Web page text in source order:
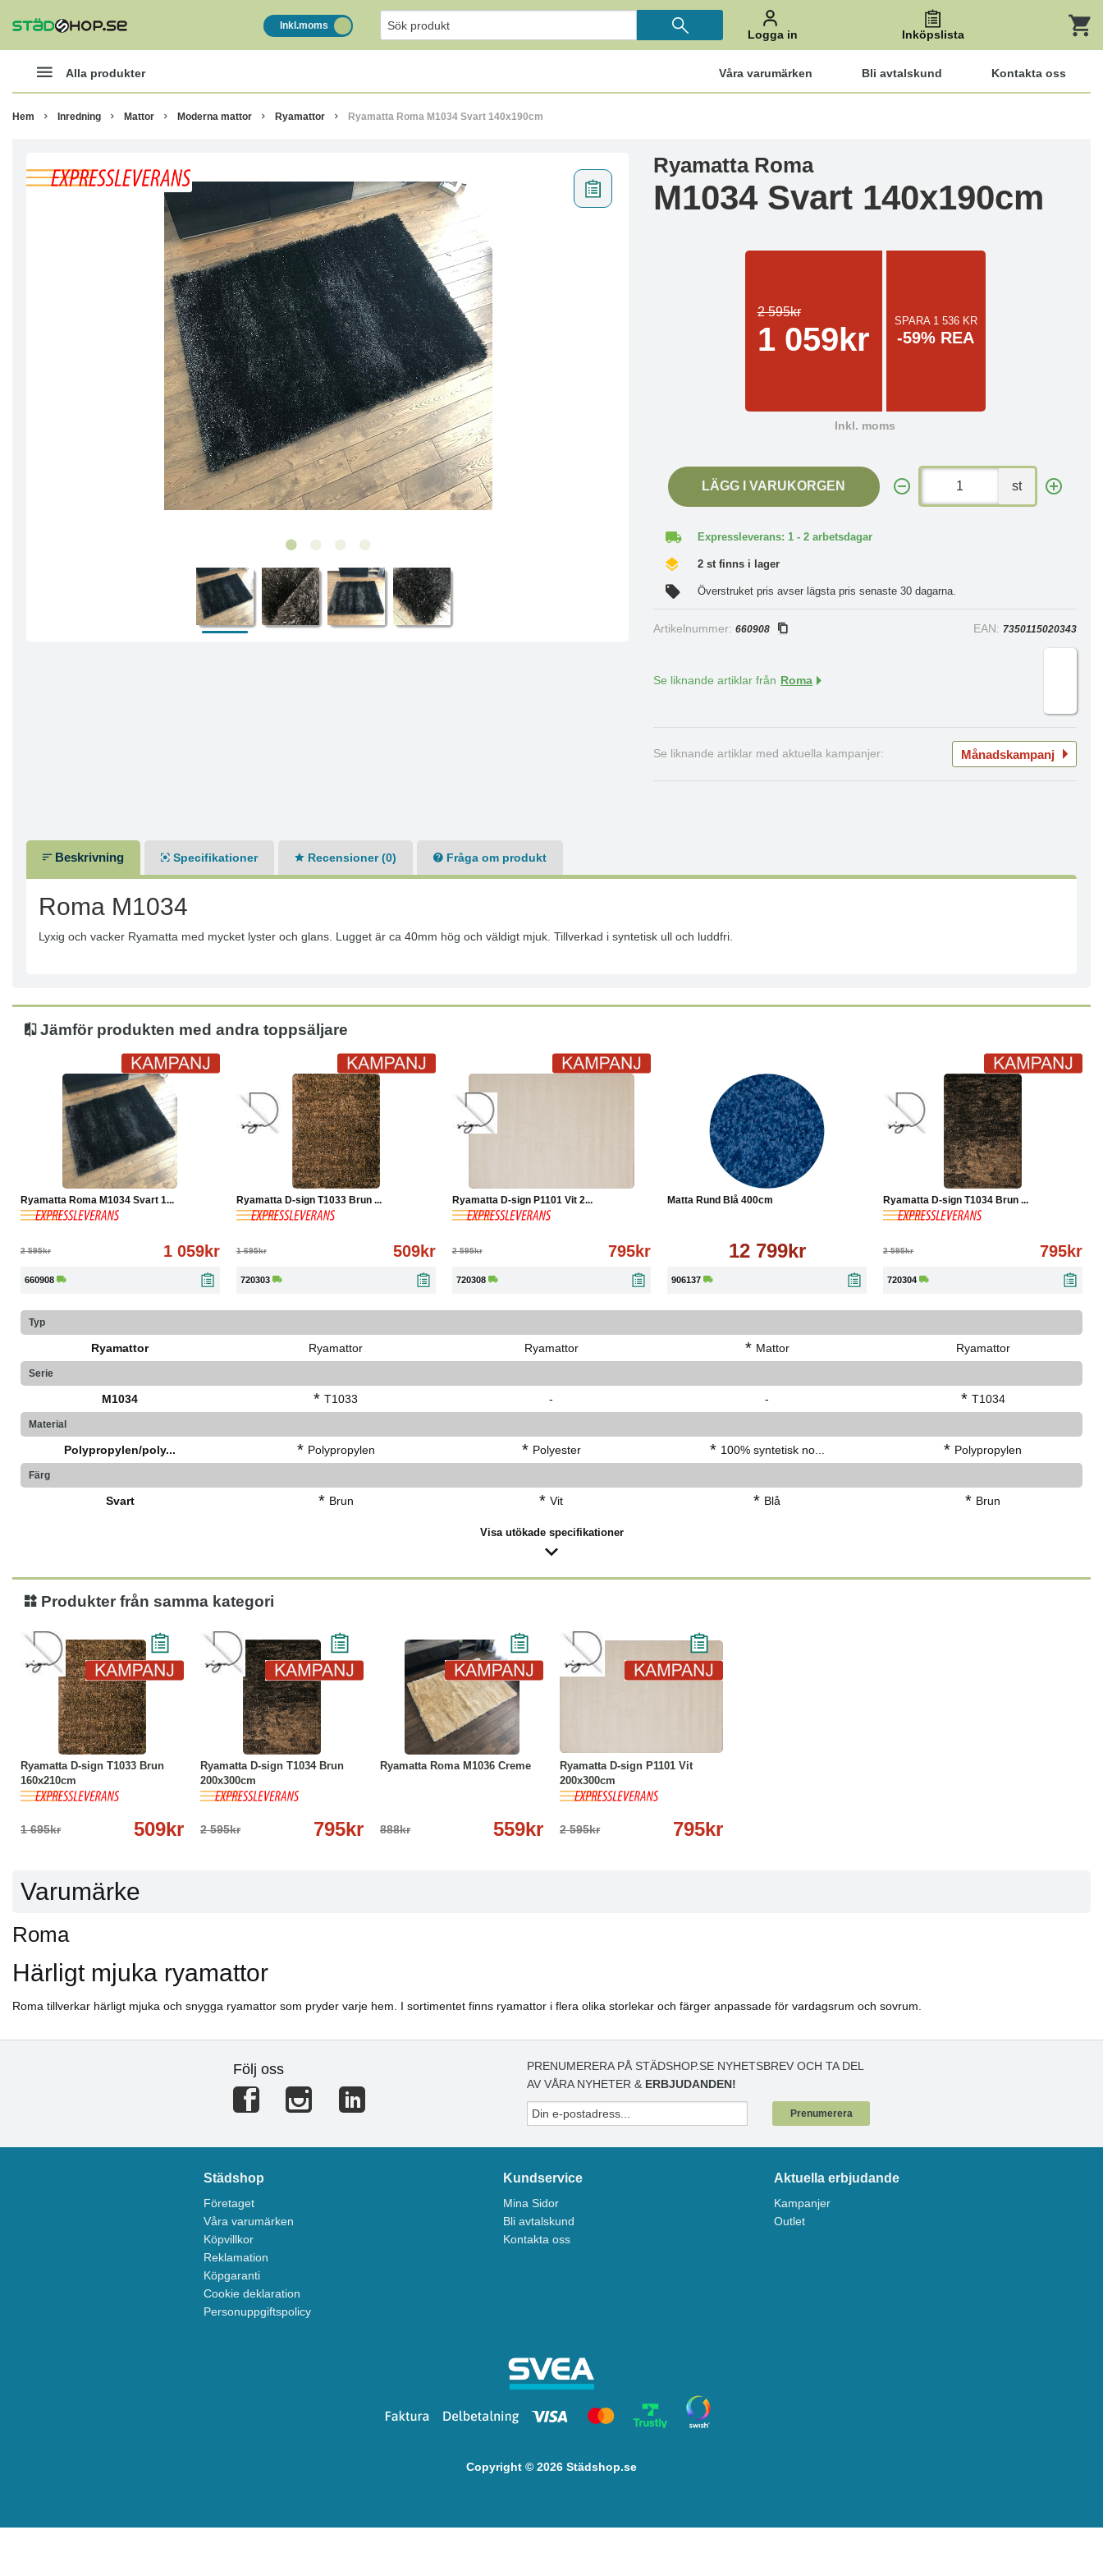
Inkl.moms
Logga in Inköpslista
Alla produkter Våra varumärken Bli avtalskund Kontakta oss
Hem Inredning Mattor Moderna mattor Ryamattor Ryamatta Roma M1034 Svart 140x190cm
Ryamatta Roma
M1034 Svart 140x190cm
2 595kr
1 059kr SPARA 1 536 KR
-59% REA
Inkl. moms
LÄGG I VARUKORGEN st
Expressleverans: 1 - 2 arbetsdagar
2 st finns i lager
Överstruket pris avser lägsta pris senaste 30 dagarna.
Artikelnummer:660908 EAN: 7350115020343
Se liknande artiklar från Roma
Se liknande artiklar med aktuella kampanjer: Månadskampanj
Beskrivning Specifikationer Recensioner (0) Fråga om produkt
Roma M1034
Lyxig och vacker Ryamatta med mycket lyster och glans. Lugget är ca 40mm hög och väldigt mjuk. Tillverkad i syntetisk ull och luddfri.
Jämför produkten med andra toppsäljare
Ryamatta Roma M1034 Svart 1...
2 595kr 1 059kr
660908
Köp Läs mer
Ryamatta D-sign T1033 Brun ...
1 695kr 509kr
720303
Köp Läs mer
Ryamatta D-sign P1101 Vit 2...
2 595kr 795kr
720308
Matta Rund Blå 400cm
12 799kr
906137
Köp Läs mer
Ryamatta D-sign T1034 Brun ...
2 595kr 795kr
720304
Köp
Typ
Ryamattor Ryamattor Ryamattor * Mattor Ryamattor
Serie
M1034 * T1033 - - * T1034
Material
Polypropylen/poly... * Polypropylen * Polyester * 100% syntetisk no... * Polypropylen
Färg
Svart * Brun * Vit * Blå * Brun
Visa utökade specifikationer
Produkter från samma kategori
Ryamatta D-sign T1033 Brun
160x210cm
1 695kr 509kr
Köp Läs mer
Ryamatta D-sign T1034 Brun
200x300cm
2 595kr 795kr
Köp Läs mer
Ryamatta Roma M1036 Creme
888kr 559kr
-37% Läs mer
Ryamatta D-sign P1101 Vit
200x300cm
2 595kr 795kr
Varumärke
Roma
Härligt mjuka ryamattor
Roma tillverkar härligt mjuka och snygga ryamattor som pryder varje hem. I sortimentet finns ryamattor i flera olika storlekar och färger anpassade för vardagsrum och sovrum.
Följ oss
PRENUMERERA PÅ STÄDSHOP.SE NYHETSBREV OCH TA DEL
AV VÅRA NYHETER & ERBJUDANDEN!
Prenumerera
Städshop
Företaget
Våra varumärken
Köpvillkor
Reklamation
Köpgaranti
Cookie deklaration
Personuppgiftspolicy
Kundservice
Mina Sidor
Bli avtalskund
Kontakta oss
Aktuella erbjudande
Kampanjer
Outlet
Copyright © 2026 Städshop.se